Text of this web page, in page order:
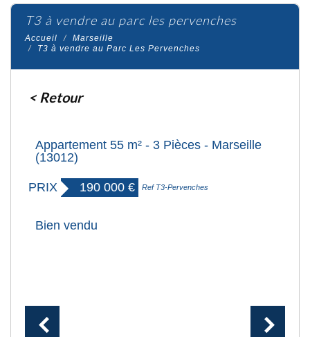
t3 à vendre au parc les pervenches
Accueil
Marseille
T3 à vendre au Parc Les Pervenches
< Retour
Appartement 55 m² - 3 Pièces - Marseille
(13012)
PRIX 190 000 € Ref T3-Pervenches
Bien vendu